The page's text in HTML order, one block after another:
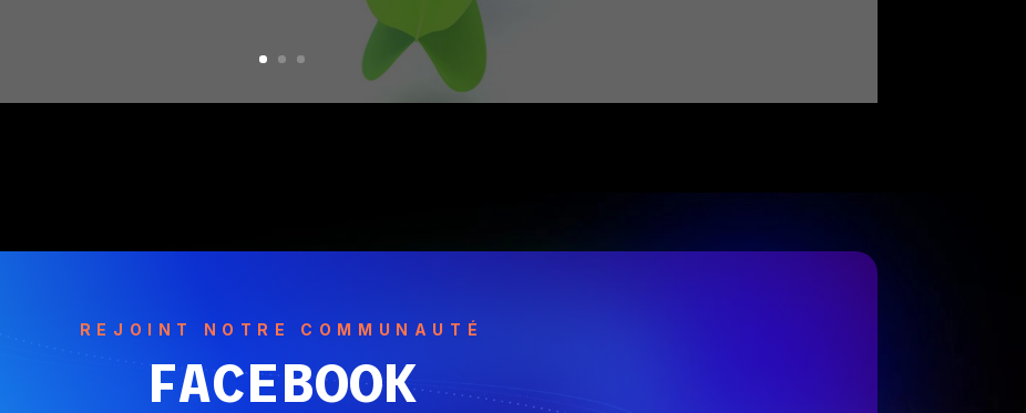
REJOINT NOTRE COMMUNAUTÉ
FACEBOOK